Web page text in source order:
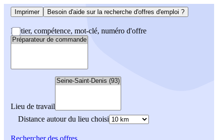
Imprimer Besoin d'aide sur la recherche d'offres d'emploi ?
Métier, compétence, mot-clé, numéro d'offre
Lieu de travail
Distance autour du lieu choisi
Rechercherdes offres